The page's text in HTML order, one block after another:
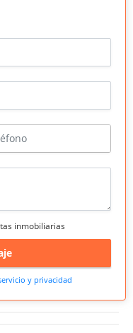
inmobiliarias
y privacidad